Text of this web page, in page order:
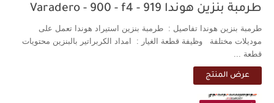
طرمبة بنزين هوندا 919 - Varadero - 900 - f4
طرمبة بنزين هوندا تفاصيل : طرمبة بنزين استيراد هوندا تعمل على
موديلات مختلفة وظيفة قطعة الغيار : امداد الكربراتير بالبنزين محتويات
قطعة ...
عرض المنتج